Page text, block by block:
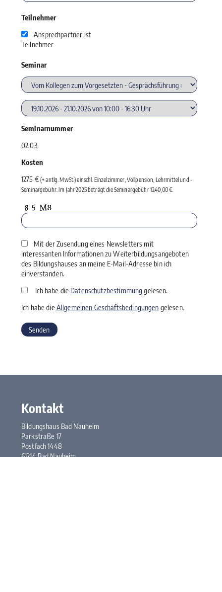
Teilnehmer
Ansprechpartner ist
Teilnehmer
Seminar
Seminarnummer
02.03
Kosten
1275 € (+ antlg. MwSt.) einschl. Einzelzimmer, Vollpension, Lehrmittel und ­
Seminargebühr. Im Jahr 2025 beträgt die Seminargebühr 1240,00 €.
Mit der Zusendung eines Newsletters mit
interessanten Informationen zu Weiterbildungsangeboten
des Bildungshauses an meine E-Mail-Adresse bin ich
einverstanden.
Ich habe die Datenschutzbestimmunggelesen.
Ich habe die Allgemeinen Geschäftsbedingungen gelesen.
Kontakt
Bildungshaus Bad Nauheim
Parkstraße 17
Postfach 1448
61214 Bad Nauheim